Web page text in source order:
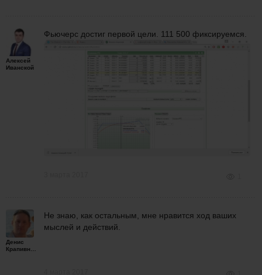
Алексей
Иванской
Фьючерс достиг первой цели. 111 500 фиксируемся.
Денис
Не знаю, как остальным, мне нравится ход ваших
мыслей и действий.